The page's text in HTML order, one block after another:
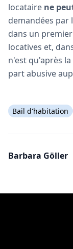
locataire ne
demandées par
dans un
locatives et,
n'est qu'après
part abusive
Bail d'habitation
Barbara Göller